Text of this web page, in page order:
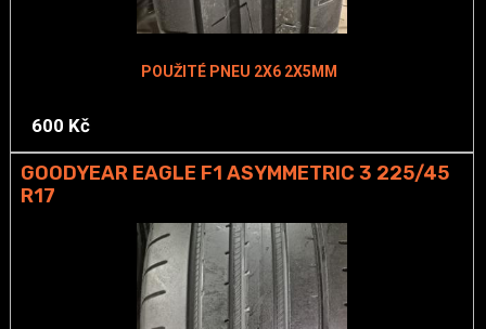
POUŽITÉ PNEU 2X6 2X5MM
600 Kč
GOODYEAR EAGLE F1 ASYMMETRIC 3 225/45
R17